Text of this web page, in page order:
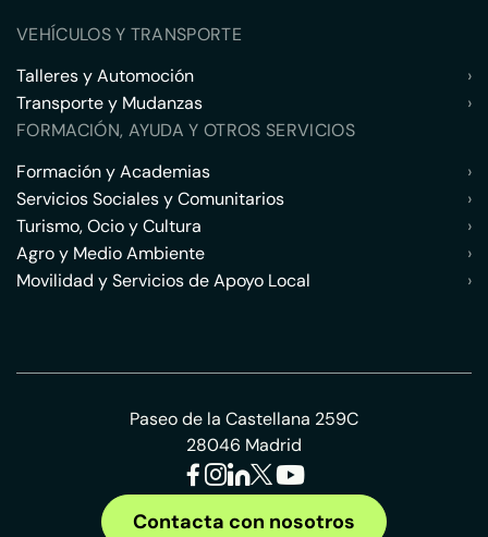
VEHÍCULOS Y TRANSPORTE
Talleres y Automoción
›
Transporte y Mudanzas
›
FORMACIÓN, AYUDA Y OTROS SERVICIOS
Formación y Academias
›
Servicios Sociales y Comunitarios
›
Turismo, Ocio y Cultura
›
Agro y Medio Ambiente
›
Movilidad y Servicios de Apoyo Local
›
Paseo de la Castellana 259C
28046 Madrid
Contacta con nosotros